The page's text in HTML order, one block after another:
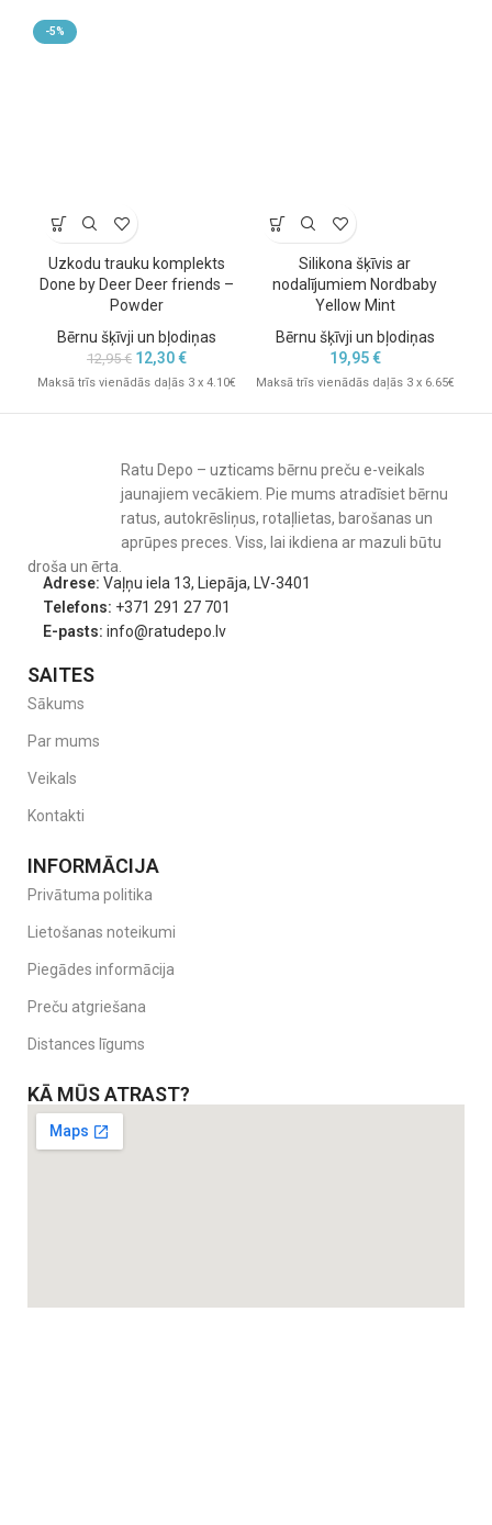
-5%
Uzkodu trauku komplekts
Done by Deer Deer friends –
Powder
Bērnu šķīvji un bļodiņas
12,95€ 12,30€
Maksā trīs vienādās daļās 3 x 4.10€
Silikona šķīvis ar
nodalījumiem Nordbaby
Yellow Mint
Bērnu šķīvji un bļodiņas
19,95€
Maksā trīs vienādās daļās 3 x 6.65€
Ratu Depo – uzticams bērnu preču e-veikals
jaunajiem vecākiem. Pie mums atradīsiet bērnu
ratus, autokrēsliņus, rotaļlietas, barošanas un
aprūpes preces. Viss, lai ikdiena ar mazuli būtu
droša un ērta.
Adrese: Vaļņu iela 13, Liepāja, LV-3401
Telefons: +371 291 27 701
E-pasts: info@ratudepo.lv
SAITES
Sākums
Par mums
Veikals
Kontakti
INFORMĀCIJA
Privātuma politika
Lietošanas noteikumi
Piegādes informācija
Preču atgriešana
Distances līgums
KĀ MŪS ATRAST?